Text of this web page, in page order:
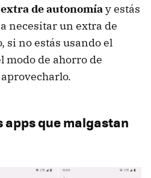
de autonomíay estás
necesitar un extra de
si no estás usando el
modo de ahorro de
apps que malgastan